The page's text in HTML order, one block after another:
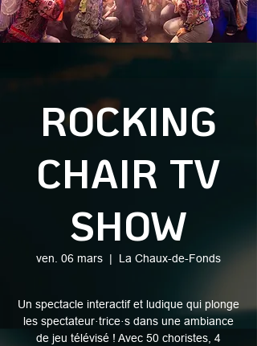
ROCKING
CHAIR TV
SHOW
ven. 06 mars
  |
La Chaux-de-Fonds
Un spectacle interactif et ludique qui plonge
les spectateur·trice·s dans une ambiance
de jeu télévisé ! Avec 50 choristes, 4